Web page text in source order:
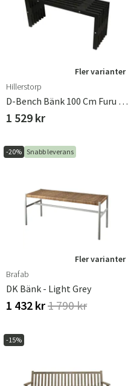
Fler varianter
Hillerstorp
D-Bench Bänk 100 Cm Furu Svart Oljad
1 529 kr
-20% Snabb leverans
Fler varianter
Brafab
DK Bänk - Light Grey
1 432 kr1 790 kr
-15%